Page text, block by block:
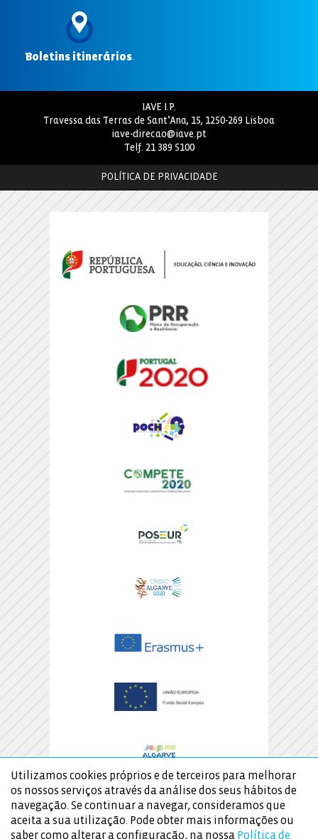
Boletins itinerários.
IAVE I.P.
Travessa das Terras de Sant’Ana, 15, 1250-269 Lisboa
iave-direcao@iave.pt
Telf. 21 389 5100
POLÍTICA DE PRIVACIDADE
Utilizamos cookies próprios e de terceiros para melhorar
os nossos serviços através da análise dos seus hábitos de
navegação. Se continuar a navegar, consideramos que
aceita a sua utilização. Pode obter mais informações ou
saber como alterar a configuração, na nossa Política de